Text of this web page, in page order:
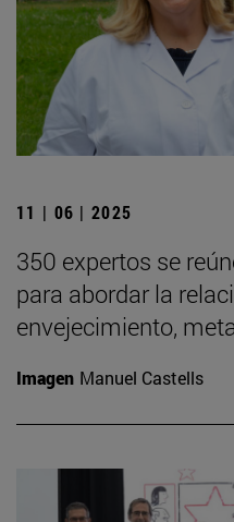
11 | 06 | 2025
350 expertos se
para abordar la
envejecimiento,
Imagen Manuel Castells